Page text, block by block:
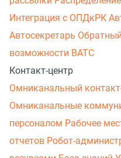
Интеграция с ОПДкРК
Автосекретарь
возможности ВАТС
Контакт-центр
Омниканальный
Омниканальные
персоналом Рабочее
отчетов Робот-